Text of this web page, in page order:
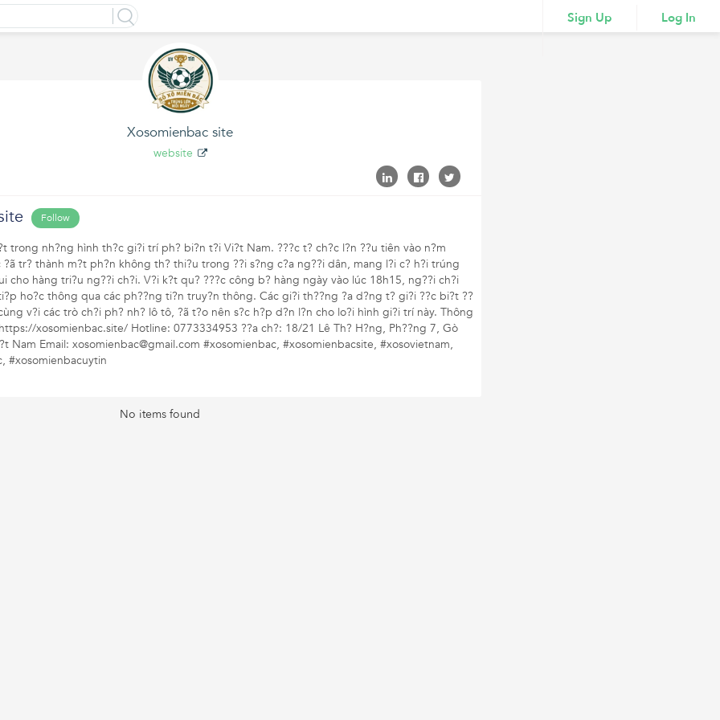
Sign Up Log In
Xosomienbac site
website
Follow
trong nh?ng hình th?c gi?i trí ph? bi?n t?i Vi?t Nam. ???c t? ch?c l?n ??u tiên vào n?m
?ã tr? thành m?t ph?n không th? thi?u trong ??i s?ng c?a ng??i dân, mang l?i c? h?i trúng
cho hàng tri?u ng??i ch?i. V?i k?t qu? ???c công b? hàng ngày vào lúc 18h15, ng??i ch?i
ho?c thông qua các ph??ng ti?n truy?n thông. Các gi?i th??ng ?a d?ng t? gi?i ??c bi?t ??
v?i các trò ch?i ph? nh? lô tô, ?ã t?o nên s?c h?p d?n l?n cho lo?i hình gi?i trí này. Thông
xosomienbac.site/ Hotline: 0773334953 ??a ch?: 18/21 Lê Th? H?ng, Ph??ng 7, Gò
Nam Email: xosomienbac@gmail.com #xosomienbac, #xosomienbacsite, #xosovietnam,
#xosomienbacuytin
No items found